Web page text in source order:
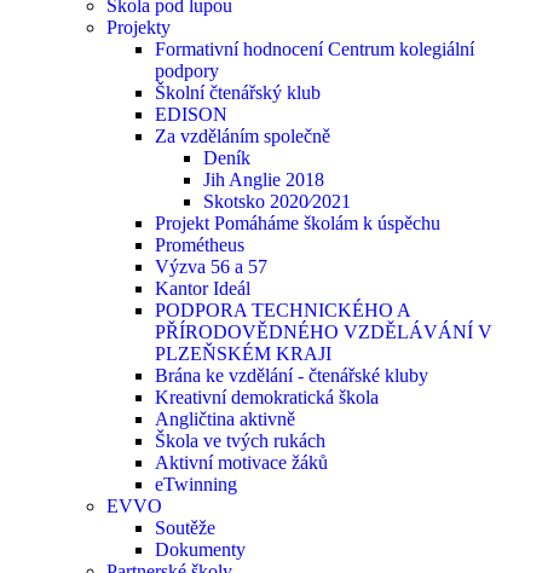
Škola pod lupou
Projekty
Formativní hodnocení Centrum kolegiální
podpory
Školní čtenářský klub
EDISON
Za vzděláním společně
Deník
Jih Anglie 2018
Skotsko 2020⁄2021
Projekt Pomáháme školám k úspěchu
Prométheus
Výzva 56 a 57
Kantor Ideál
PODPORA TECHNICKÉHO A
PŘÍRODOVĚDNÉHO VZDĚLÁVÁNÍ V
PLZEŇSKÉM KRAJI
Brána ke vzdělání - čtenářské kluby
Kreativní demokratická škola
Angličtina aktivně
Škola ve tvých rukách
Aktivní motivace žáků
eTwinning
EVVO
Soutěže
Dokumenty